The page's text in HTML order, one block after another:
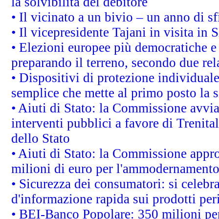
• Il vicinato a un bivio – un anno di
• Il vicepresidente Tajani in visita in
• Elezioni europee più democratiche
preparando il terreno, secondo due
• Dispositivi di protezione
semplice che mette al primo posto la
• Aiuti di Stato: la Commissione
interventi pubblici a favore di
dello Stato
• Aiuti di Stato: la Commissione
milioni di euro per
• Sicurezza dei consumatori: si
d'informazione rapida sui prodotti
• BEI-Banco Popolare: 350 milioni